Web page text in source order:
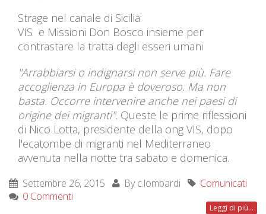
Strage nel canale di Sicilia:
VIS e Missioni Don Bosco insieme per
contrastare la tratta degli esseri umani
"Arrabbiarsi o indignarsi non serve più. Fare
accoglienza in Europa è doveroso. Ma non
basta. Occorre intervenire anche nei paesi di
origine dei migranti". Queste le prime riflessioni
di Nico Lotta, presidente della ong VIS, dopo
l'ecatombe di migranti nel Mediterraneo
avvenuta nella notte tra sabato e domenica.
Settembre 26, 2015 Byc.lombardi
Comunicati
0 Commenti
Leggi di più...